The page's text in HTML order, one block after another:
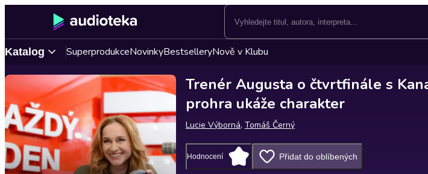
Katalog SuperprodukceNovinkyBestselleryNově v Klubu
Trenér Augusta o čtvrtfinále s
prohra ukáže charakter
Lucie Výborná, Tomáš Černý
Hodnocení Přidat do oblíbených